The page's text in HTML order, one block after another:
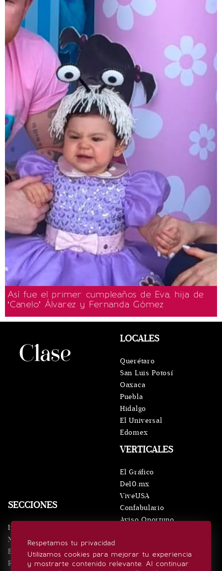
Así fue el primer cumpleaños de Eva, hija de
‘Canelo’ Álvarez y Fernanda Gómez
Respetamos tu privacidad
Utilizamos cookies para mejorar tu experiencia
y mostrarte contenido relevante. Al continuar
SECCIONES
Inicio
Noticias
Eventos
Realeza
VERTICALES
El Gráfico
De10.mx
ViveUSA
Confabulario
Aviso Oportuno
LOCALES
Querétaro
San Luis Potosí
Oaxaca
Puebla
Hidalgo
El Universal
Edomex